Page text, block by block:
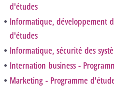
d'études
Informatique, développement
d'études
Informatique, sécurité des
Internation business -
Marketing - Programme